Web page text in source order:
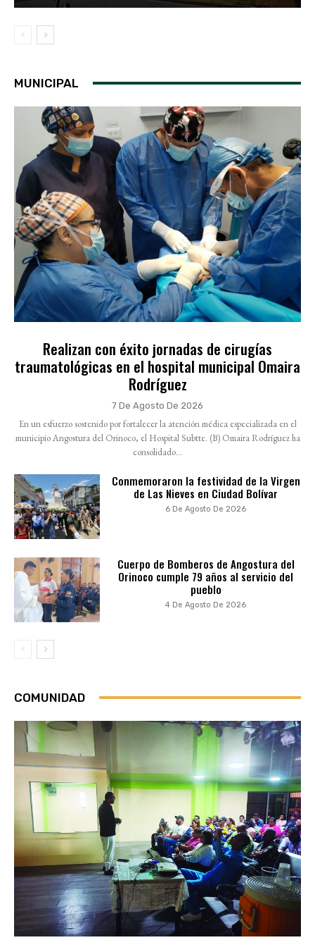
MUNICIPAL
Realizan con éxito jornadas de cirugías
traumatológicas en el hospital municipal Omaira
Rodríguez
7 De Agosto De 2026
En un esfuerzo sostenido por fortalecer la atención médica especializada en el
municipio Angostura del Orinoco, el Hospital Subtte. (B) Omaira Rodríguez ha
consolidado...
Conmemoraron la festividad de la Virgen
de Las Nieves en Ciudad Bolívar
6 De Agosto De 2026
Cuerpo de Bomberos de Angostura del
Orinoco cumple 79 años al servicio del
pueblo
4 De Agosto De 2026
COMUNIDAD